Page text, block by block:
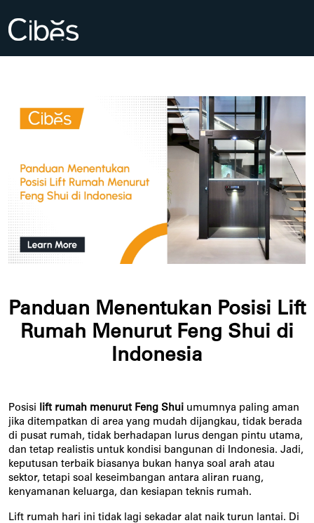
Panduan Menentukan Posisi Lift
Rumah Menurut Feng Shui di
Indonesia
Posisi lift rumah menurut Feng Shui umumnya paling aman
jika ditempatkan di area yang mudah dijangkau, tidak berada
di pusat rumah, tidak berhadapan lurus dengan pintu utama,
dan tetap realistis untuk kondisi bangunan di Indonesia. Jadi,
keputusan terbaik biasanya bukan hanya soal arah atau
sektor, tetapi soal keseimbangan antara aliran ruang,
kenyamanan keluarga, dan kesiapan teknis rumah.
Lift rumah hari ini tidak lagi sekadar alat naik turun lantai. Di